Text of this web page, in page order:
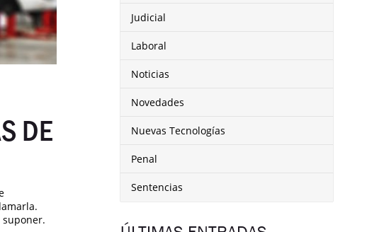
DE
Judicial
Laboral
Noticias
Novedades
Nuevas Tecnologías
Penal
Sentencias